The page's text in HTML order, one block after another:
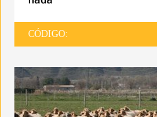
CÓDIGO: